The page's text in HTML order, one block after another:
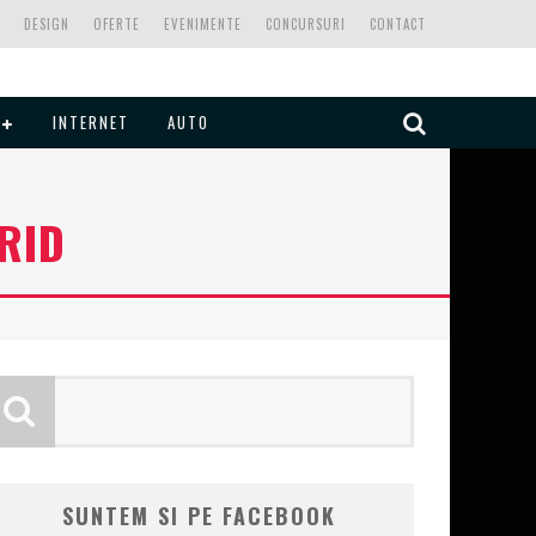
CONTACT
CONCURSURI
EVENIMENTE
OFERTE
DESIGN
INTERNET AUTO
SUNTEM SI PE FACEBOOK